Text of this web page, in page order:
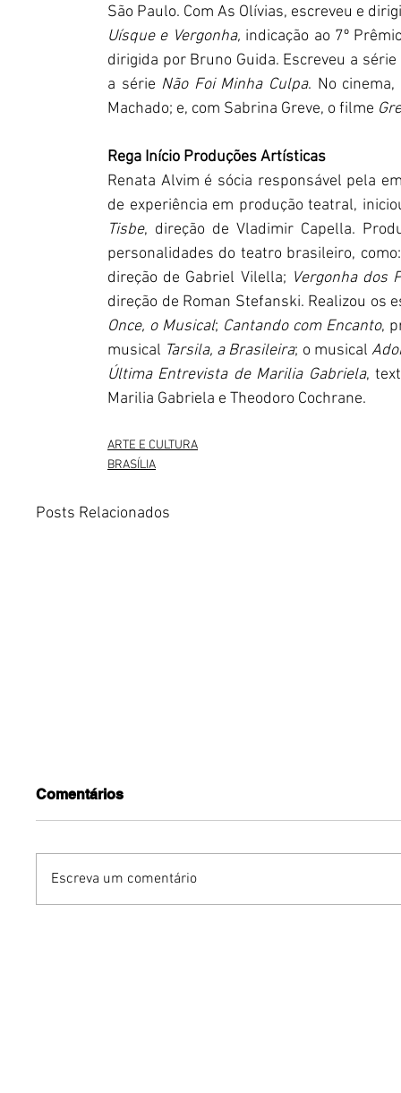
São Paulo. Com As Olívias, escreveu e
Uísque e Vergonha, indicação ao 7º
dirigida por Bruno Guida. Escreveu a série
a série Não Foi Minha Culpa. No
Machado; e, com Sabrina Greve, o filme
Rega Início Produções Artísticas
Renata Alvim é sócia responsável pela
de experiência em produção teatral,
Tisbe, direção de Vladimir Capella.
personalidades do teatro brasileiro,
direção de Gabriel Vilella; Vergonha dos
direção de Roman Stefanski. Realizou os
Once, o Musical; Cantando com Encanto,
musical Tarsila, a Brasileira; o musical
Última Entrevista de Marilia Gabriela,
Marilia Gabriela e Theodoro Cochrane.
ARTE E CULTURA
BRASÍLIA
Posts Relacionados
Comentários
Escreva um comentário